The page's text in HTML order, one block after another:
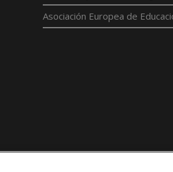
Asociación Europea de